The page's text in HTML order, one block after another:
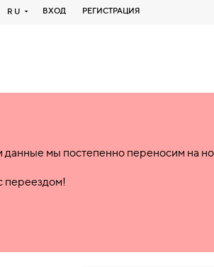
RU ВХОД РЕГИСТРАЦИЯ
данные мы постепенно переносим на
переездом!